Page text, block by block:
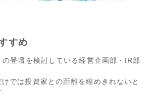
すめ
の登壇を検討している経営企画部・IR部
けでは投資家との距離を縮めきれないと